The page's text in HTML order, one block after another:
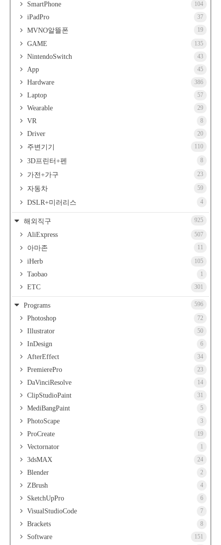
SmartPhone 104
iPadPro 37
MVNO알뜰폰 19
GAME 135
NintendoSwitch 43
App 45
Hardware 386
Laptop 57
Wearable 29
VR 8
Driver 20
주변기기 110
3D프린터+펜 8
가전+가구 23
자동차 59
DSLR+미러리스 4
해외직구 925
AliExpress 507
아마존 11
iHerb 105
Taobao 1
ETC 301
Programs 596
Photoshop 72
Illustrator 50
InDesign 6
AfterEffect 34
PremierePro 23
DaVinciResolve 14
ClipStudioPaint 31
MediBangPaint 5
PhotoScape 3
ProCreate 19
Vectornator 1
3dsMAX 24
Blender 2
ZBrush 4
SketchUpPro 6
VisualStudioCode 7
Brackets 8
Software 151